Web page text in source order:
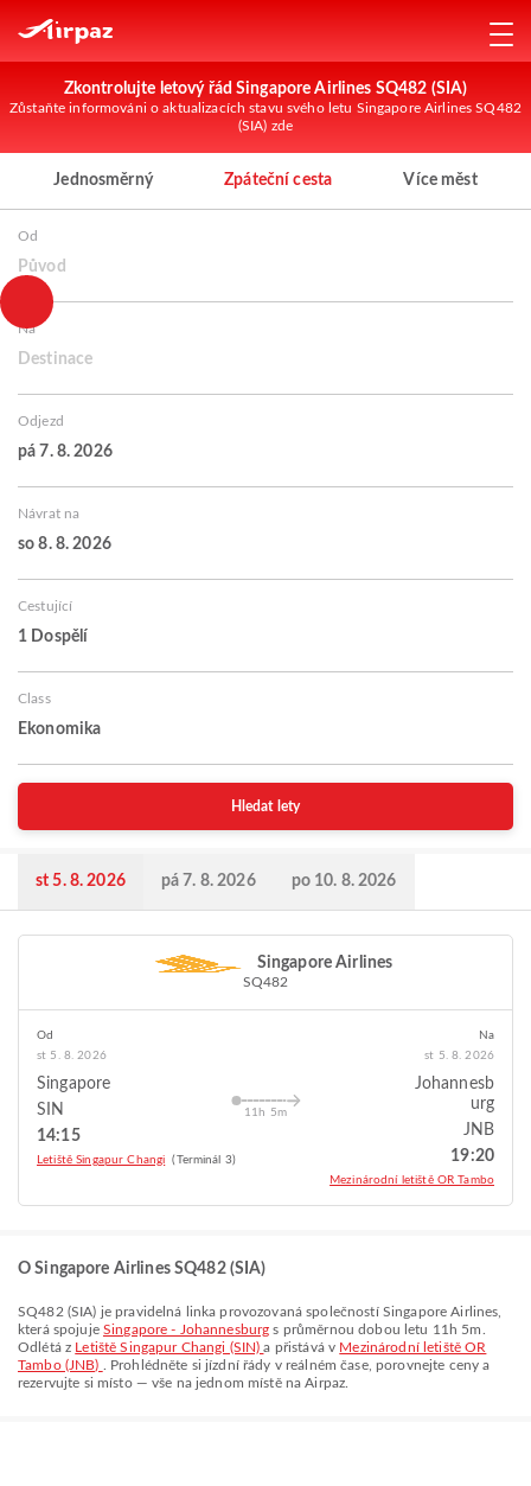
Zkontrolujte letový řád Singapore Airlines SQ482 (SIA)
Zůstaňte informováni o aktualizacích stavu svého letu Singapore Airlines SQ482
(SIA) zde
Jednosměrný Zpáteční cesta Více měst
Od
Původ
Na
Destinace
Odjezd
pá 7. 8. 2026
Návrat na
so 8. 8. 2026
Cestující
1 Dospělí
Class
Ekonomika
Hledat lety
st 5. 8. 2026 pá 7. 8. 2026 po 10. 8. 2026
Singapore Airlines
SQ482
Od
st 5. 8. 2026
Singapore
SIN
14:15
Letiště Singapur Changi (Terminál 3)
11h 5m
Na
st 5. 8. 2026
Johannesb
urg
JNB
19:20
Mezinárodní letiště OR Tambo
O Singapore Airlines SQ482 (SIA)
SQ482 (SIA) je pravidelná linka provozovaná společností Singapore Airlines
která spojuje Singapore - Johannesburg s průměrnou dobou letu 11h 5m
Odlétá z Letiště Singapur Changi (SIN)a přistává v Mezinárodní letiště OR
Tambo (JNB)
. Prohlédněte si jízdní řády v reálném čase, porovnejte ceny a
rezervujte si místo — vše na jednom místě na Airpaz.